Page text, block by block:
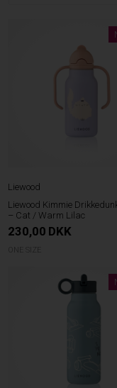
Liewood
Liewood Kimmie
– Cat / Warm Lilac
230,00 DKK
ONE SIZE